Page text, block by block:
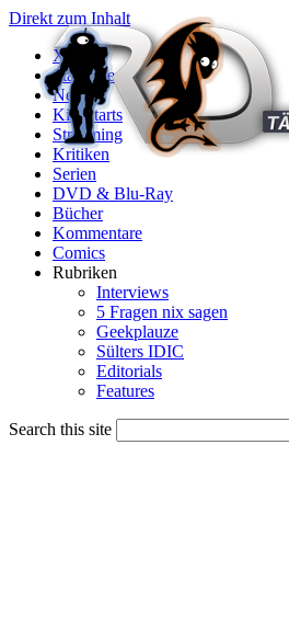
Direkt zum Inhalt
X
Startseite
News
Kinostarts
Streaming
Kritiken
Serien
DVD & Blu-Ray
Bücher
Kommentare
Comics
Rubriken
Interviews
5 Fragen nix sagen
Geekplauze
Sülters IDIC
Editorials
Features
Search this site